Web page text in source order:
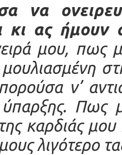
να
κι ας ήμουν
μου, πως
ν’
Πως
καρδιάς
λιγότερο